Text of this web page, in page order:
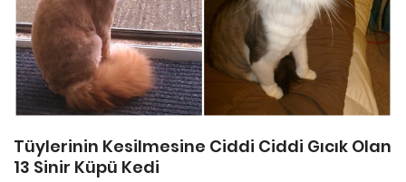
Tüylerinin Kesilmesine Ciddi Ciddi Gıcık Olan
13 Sinir Küpü Kedi